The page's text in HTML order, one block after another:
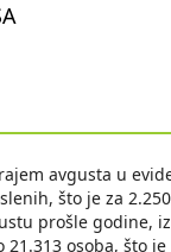
avgusta u
što je za
prošle godine,
osoba, što